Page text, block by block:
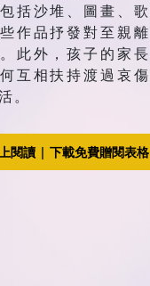
括沙堆、圖畫、
作品抒發對至親
此外，孩子的家
互相扶持渡過哀
。
閱讀 | 下載免費贈閱表格